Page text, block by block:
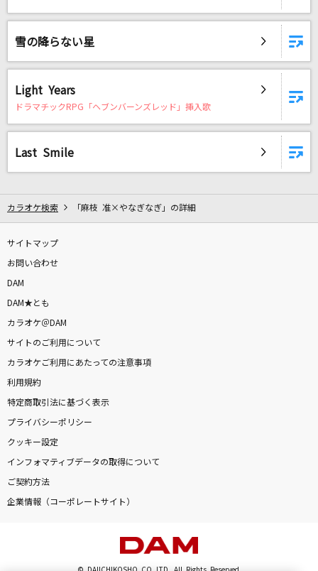
雪の降らない星
Light Years
ドラマチックRPG「ヘブンバーンズレッド」挿入歌
Last Smile
カラオケ検索 「麻枝 准×やなぎなぎ」の詳細
サイトマップ
お問い合わせ
DAM
DAM★とも
カラオケ＠DAM
サイトのご利用について
カラオケご利用にあたっての注意事項
利用規約
特定商取引法に基づく表示
プライバシーポリシー
クッキー設定
インフォマティブデータの取得について
ご契約方法
企業情報（コーポレートサイト）
© DAIICHIKOSHO CO.,LTD. All Rights Reserved.